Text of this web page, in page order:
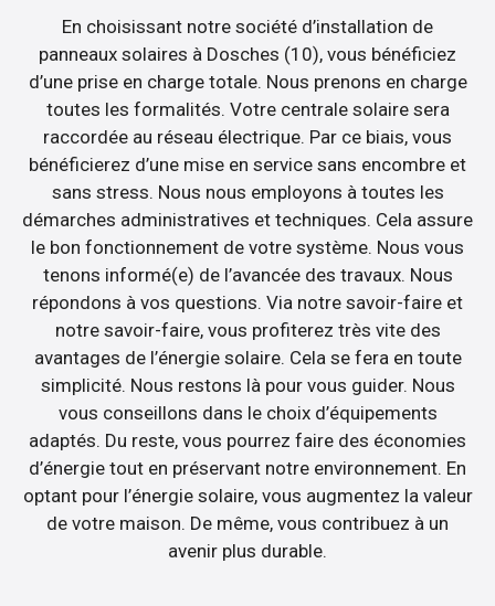
En choisissant notre société d’installation de
panneaux solaires à Dosches (10), vous bénéficiez
d’une prise en charge totale. Nous prenons en charge
toutes les formalités. Votre centrale solaire sera
raccordée au réseau électrique. Par ce biais, vous
bénéficierez d’une mise en service sans encombre et
sans stress. Nous nous employons à toutes les
démarches administratives et techniques. Cela assure
le bon fonctionnement de votre système. Nous vous
tenons informé(e) de l’avancée des travaux. Nous
répondons à vos questions. Via notre savoir-faire et
notre savoir-faire, vous profiterez très vite des
avantages de l’énergie solaire. Cela se fera en toute
simplicité. Nous restons là pour vous guider. Nous
vous conseillons dans le choix d’équipements
adaptés. Du reste, vous pourrez faire des économies
d’énergie tout en préservant notre environnement. En
optant pour l’énergie solaire, vous augmentez la valeur
de votre maison. De même, vous contribuez à un
avenir plus durable.